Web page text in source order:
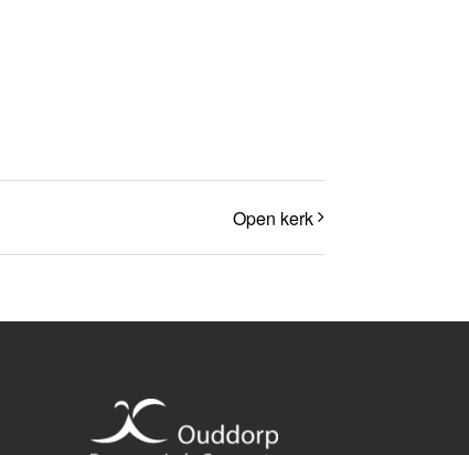
Open kerk